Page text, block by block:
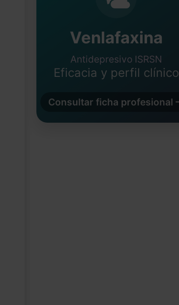
Venlafaxina
Antidepresivo ISRSN
Eficacia y perfil clínico
Consultar ficha profesional